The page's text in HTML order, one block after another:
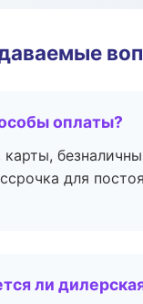
оплаты?
для
ли